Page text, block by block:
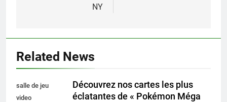
NY
Related News
salle de jeu
video
Découvrez nos cartes les plus
éclatantes de « Pokémon Méga